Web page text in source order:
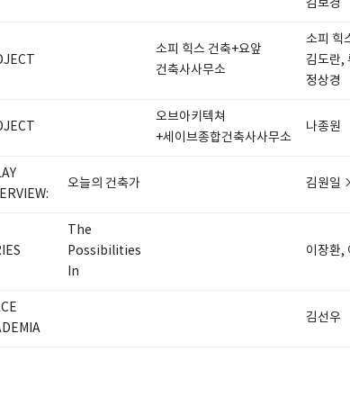
김보경
소피 힉스 건축+요앞
건축사사무소
소피 힉
김도란,
정상경
오브아키텍쳐
+세이브종합건축사사무소
나종원
오늘의 건축가 김원일
The
Possibilities
In
이장환,
김선우